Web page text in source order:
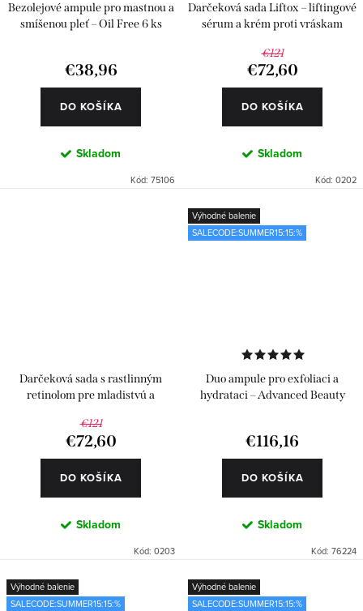
Bezolejové ampule pro mastnou a
smíšenou pleť – Oil Free 6 ks
€38,96
DO KOŠÍKA
Skladom
Kód: 75106
Darčeková sada Liftox – liftingové
sérum a krém proti vráskam
€121
€72,60
DO KOŠÍKA
Skladom
Kód: 0202
Darčeková sada s rastlinným
retinolom pre mladistvú a
€121
€72,60
DO KOŠÍKA
Skladom
Kód: 0203
Výhodné balenie
SALECODE:SUMMER15:15:%
Duo ampule pro exfoliaci a
hydrataci – Advanced Beauty
€116,16
DO KOŠÍKA
Skladom
Kód: 76224
Výhodné balenie
SALECODE:SUMMER15:15:%
Výhodné balenie
SALECODE:SUMMER15:15:%